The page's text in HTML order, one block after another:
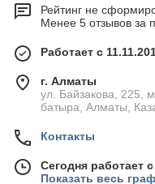
Рейтинг не
Менее 5 отзывов за
Работает с
г. Алматы
ул. Байзакова, 225,
батыра, Алматы,
Контакты
Сегодня работает
Показать весь